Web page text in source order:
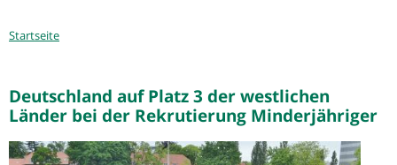
Sie
Startseite
Deutschland auf Platz 3 der westlichen
Länder bei der Rekrutierung Minderjähriger